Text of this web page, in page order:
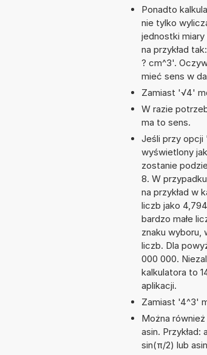
Ponadto
nie tylko
jednostki
na przykład
? cm^3'.
mieć sens w
Zamiast '√4'
W razie
ma to sens.
Jeśli przy opcji
wyświetlony
zostanie
8. W
na przykład w
liczb jako
bardzo małe
znaku wyboru,
liczb. Dla
000 000.
kalkulatora to
aplikacji.
Zamiast '4^3'
Można
asin.
sin(π/2) lub